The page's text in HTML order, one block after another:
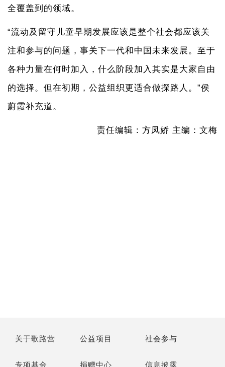
全覆盖到的领域。
“流动及留守儿童早期发展应该是整个社会都应该关
注和参与的问题，事关下一代和中国未来发展。至于
各种力量在何时加入，什么阶段加入其实是大家自由
的选择。但在初期，公益组织更适合做探路人。”侯
蔚霞补充道。
责任编辑：方凤娇 主编：文梅
关于歌路营 公益项目 社会参与
专项基金 捐赠中心 信息披露